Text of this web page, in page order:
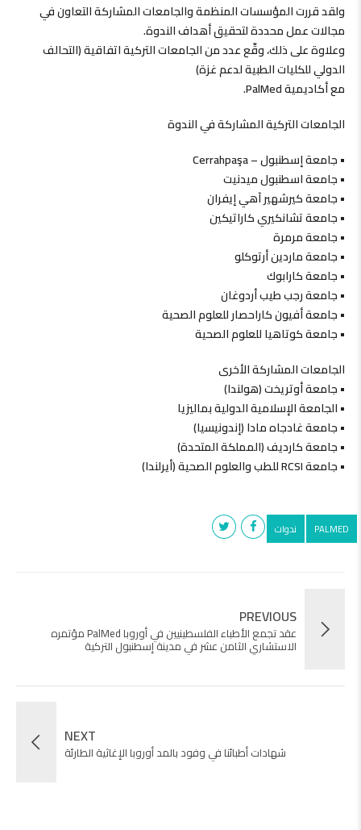
ولقد قررت المؤسسات المنظمة والجامعات المشاركة التعاون في
مجالات عمل محددة لتحقيق أهداف الندوة.
وعلاوة على ذلك، وقّع عدد من الجامعات التركية اتفاقية (التحالف
الدولي للكليات الطبية لدعم غزة)
مع أكاديمية PalMed.
الجامعات التركية المشاركة في الندوة
• جامعة إسطنبول – Cerrahpaşa
• جامعة اسطنبول ميدنيت
• جامعة كيرشهير آهي إيفران
• جامعة تشانكيري كاراتيكين
• جامعة مرمرة
• جامعة ماردين أرتوكلو
• جامعة كارابوك
• جامعة رجب طيب أردوغان
• جامعة أفيون كاراحصار للعلوم الصحية
• جامعة كوتاهيا للعلوم الصحية
الجامعات المشاركة الأخرى
• جامعة أوتريخت (هولندا)
• الجامعة الإسلامية الدولية بماليزيا
• جامعة غادجاه مادا (إندونيسيا)
• جامعة كارديف (المملكة المتحدة)
• جامعة RCSI للطب والعلوم الصحية (أيرلندا)
PALMED ندوات
PREVIOUS
عقد تجمع الأطباء الفلسطينيين في أوروبا PalMed مؤتمره
الاستشاري الثامن عشر في مدينة إسطنبول التركية
NEXT
شهادات أطبائنا في وفود بالمد أوروبا الإغاثية الطارئة